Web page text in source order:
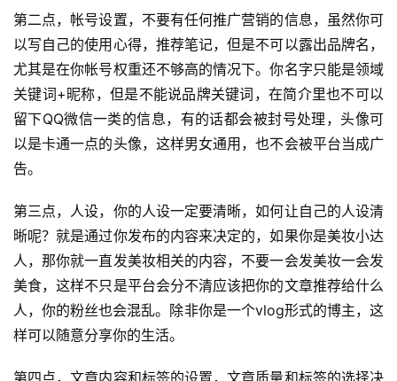
首
页
第二点，帐号设置，不要有任何推广营销的信息，虽然你可
以写自己的使用心得，推荐笔记，但是不可以露出品牌名，
尤其是在你帐号权重还不够高的情况下。你名字只能是领域
关键词+昵称，但是不能说品牌关键词，在简介里也不可以
留下QQ微信一类的信息，有的话都会被封号处理，头像可
以是卡通一点的头像，这样男女通用，也不会被平台当成广
告。
第三点，人设，你的人设一定要清晰，如何让自己的人设清
晰呢？就是通过你发布的内容来决定的，如果你是美妆小达
人，那你就一直发美妆相关的内容，不要一会发美妆一会发
美食，这样不只是平台会分不清应该把你的文章推荐给什么
人，你的粉丝也会混乱。除非你是一个vlog形式的博主，这
样可以随意分享你的生活。
第四点，文章内容和标签的设置，文章质量和标签的选择决